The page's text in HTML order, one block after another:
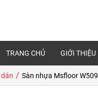
TRANG CHỦ GIỚI THIỆU
/ Sàn nhựa Msfloor W509